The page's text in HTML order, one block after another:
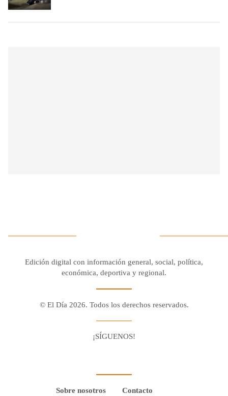
Edición digital con información general, social, política,
económica, deportiva y regional.
© El Día 2026. Todos los derechos reservados.
¡SÍGUENOS!
Sobre nosotros Contacto